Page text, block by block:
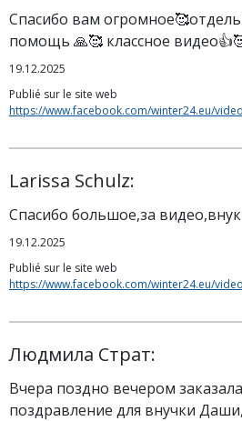
Спасибо вам
помощь 🙏🥰 классное
19.12.2025
Publié sur le site web
https://www.facebook.com/winter24.eu/
Larissa Schulz:
Спасибо большое,за видео,внук
19.12.2025
Publié sur le site web
https://www.facebook.com/winter24.eu/
Людмила Страт:
Вчера поздно вечером
поздравление для внучки